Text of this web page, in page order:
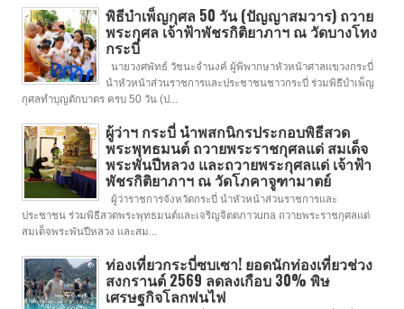
พิธีบำเพ็ญกุศล 50 วัน (ปัญญาสมวาร) ถวาย
พระกุศล เจ้าฟ้าพัชรกิติยาภาฯ ณ วัดบางโทง
กระบี่
นายวงศพัทธ์ วัชนะจำนงค์ ผู้พิพากษาหัวหน้าศาลแขวงกระบี่
นำหัวหน้าส่วนราชการและประชาชนชาวกระบี่ ร่วมพิธีบำเพ็ญ
กุศลทำบุญตักบาตร ครบ 50 วัน (ป...
ผู้ว่าฯ กระบี่ นำพสกนิกรประกอบพิธีสวด
พระพุทธมนต์ ถวายพระราชกุศลแด่ สมเด็จ
พระพันปีหลวง และถวายพระกุศลแด่ เจ้าฟ้า
พัชรกิติยาภาฯ ณ วัดโภคาจูฑามาตย์
ผู้ว่าราชการจังหวัดกระบี่ นำหัวหน้าส่วนราชการและ
ประชาชน ร่วมพิธีสวดพระพุทธมนต์และเจริญจิตตภาวuna ถวายพระราชกุศลแด่
สมเด็จพระพันปีหลวง และสม...
ท่องเที่ยวกระบี่ซบเซา! ยอดนักท่องเที่ยวช่วง
สงกรานต์ 2569 ลดลงเกือบ 30% พิษ
เศรษฐกิจโลกพ่นไฟ